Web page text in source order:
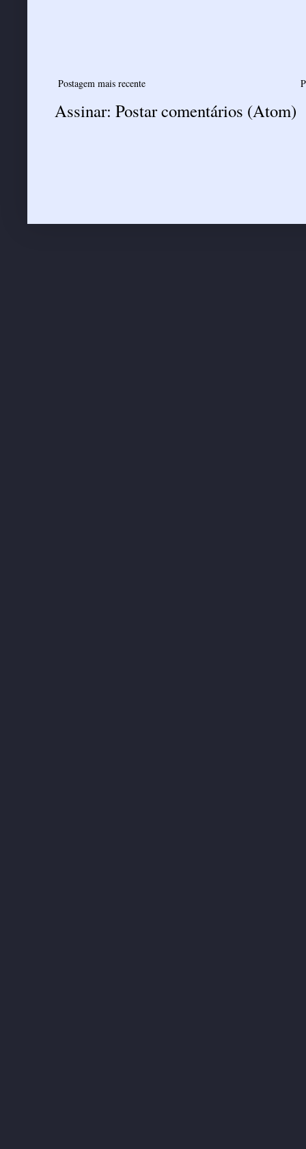
Postagem mais recente
Assinar: Postar comentários (Atom)